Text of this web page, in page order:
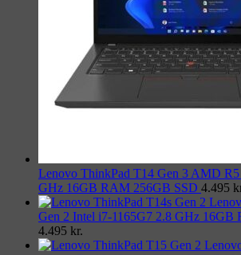
Lenovo ThinkPad T14 Gen 3 AMD
GHz 16GB RAM 256GB SSD 4.495
Gen 2 Intel i7-1165G7 2.8 GHz 16GB
4.495 kr.